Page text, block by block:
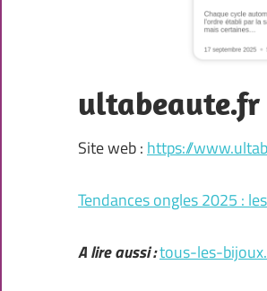
ultabeaute.fr
Site web : https://
Tendances ongles 2025 :
A lire aussi :tous-les-